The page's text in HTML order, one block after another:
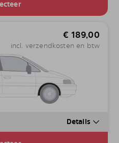
€ 189,00
incl. verzendkosten en btw
Details